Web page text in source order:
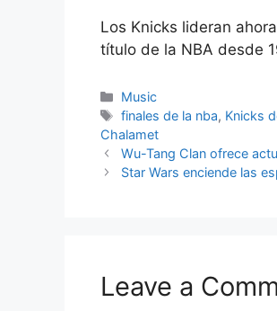
Los Knicks lideran
título de la NBA desde
Categories
Music
Tags
finales de la nba, Knicks
Chalamet
Wu-Tang Clan ofrece
Star Wars enciende las
Leave a